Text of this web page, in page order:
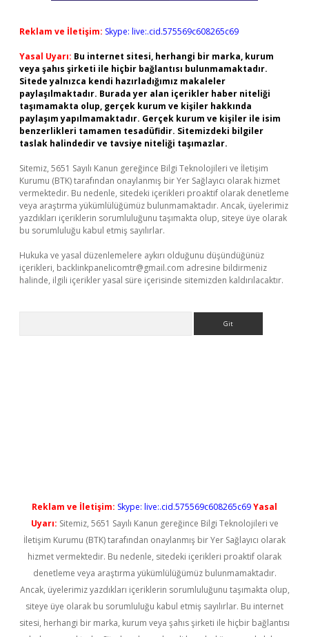
Reklam ve İletişim: Skype: live:.cid.575569c608265c69
Yasal Uyarı: Bu internet sitesi, herhangi bir marka, kurum
veya şahıs şirketi ile hiçbir bağlantısı bulunmamaktadır.
Sitede yalnızca kendi hazırladığımız makaleler
paylaşılmaktadır. Burada yer alan içerikler haber niteliği
taşımamakta olup, gerçek kurum ve kişiler hakkında
paylaşım yapılmamaktadır. Gerçek kurum ve kişiler ile isim
benzerlikleri tamamen tesadüfidir. Sitemizdeki bilgiler
taslak halindedir ve tavsiye niteliği taşımazlar.
Sitemiz, 5651 Sayılı Kanun gereğince Bilgi Teknolojileri ve İletişim
Kurumu (BTK) tarafından onaylanmış bir Yer Sağlayıcı olarak hizmet
vermektedir. Bu nedenle, sitedeki içerikleri proaktif olarak denetleme
veya araştırma yükümlülüğümüz bulunmamaktadır. Ancak, üyelerimiz
yazdıkları içeriklerin sorumluluğunu taşımakta olup, siteye üye olarak
bu sorumluluğu kabul etmiş sayılırlar.
Hukuka ve yasal düzenlemelere aykırı olduğunu düşündüğünüz
içerikleri, backlinkpanelicomtr@gmail.com adresine bildirmeniz
halinde, ilgili içerikler yasal süre içerisinde sitemizden kaldırılacaktır.
Reklam ve İletişim: Skype: live:.cid.575569c608265c69Yasal
Uyarı: Sitemiz, 5651 Sayılı Kanun gereğince Bilgi Teknolojileri ve
İletişim Kurumu (BTK) tarafından onaylanmış bir Yer Sağlayıcı olarak
hizmet vermektedir. Bu nedenle, sitedeki içerikleri proaktif olarak
denetleme veya araştırma yükümlülüğümüz bulunmamaktadır.
Ancak, üyelerimiz yazdıkları içeriklerin sorumluluğunu taşımakta olup,
siteye üye olarak bu sorumluluğu kabul etmiş sayılırlar. Bu internet
sitesi, herhangi bir marka, kurum veya şahıs şirketi ile hiçbir bağlantısı